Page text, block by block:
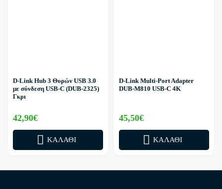
D-Link Hub 3 Θυρών USB 3.0
με σύνδεση USB-C (DUB-2325)
Γκρι
42,90€
ΚΑΛΆΘΙ
D-Link Multi-Port Adapter
DUB-M810 USB-C 4K
45,50€
ΚΑΛΆΘΙ